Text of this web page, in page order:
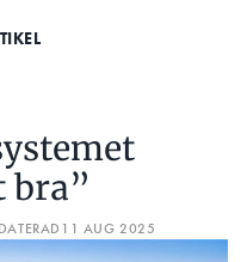
bra”
11 AUG 2025